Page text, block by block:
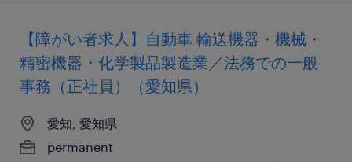
【障がい者求人】自動車 輸送機器・機械・
精密機器・化学製品製造業／法務での一般
事務（正社員）（愛知県）
愛知, 愛知県
permanent